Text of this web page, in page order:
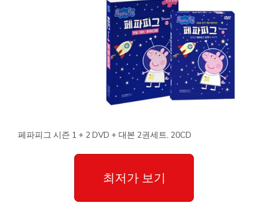
페파피그 시즌 1 + 2 DVD + 대본 2권세트, 20CD
최저가 보기